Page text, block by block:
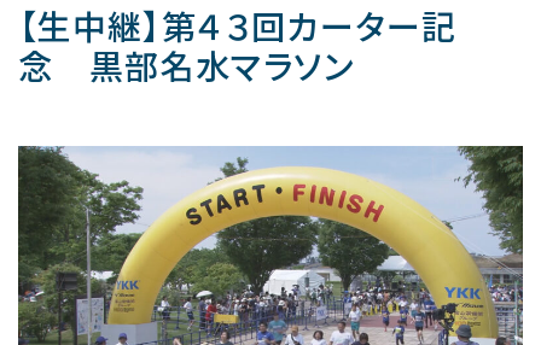
【生中継】第４３回カーター記
念 黒部名水マラソン